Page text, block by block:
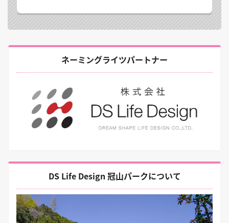
ネーミングライツパートナー
DS Life Design 冠山パークについて